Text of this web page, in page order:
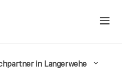
in Langerwehe